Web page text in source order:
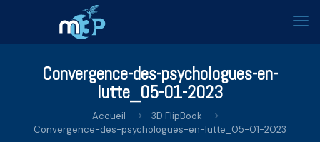
Convergence-des-psychologues-en-
lutte_05-01-2023
Accueil
3D FlipBook
Convergence-des-psychologues-en-lutte_05-01-2023